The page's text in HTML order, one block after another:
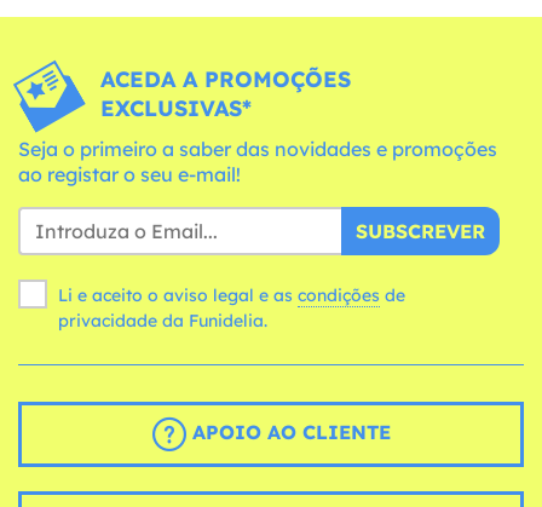
ACEDA A PROMOÇÕES
EXCLUSIVAS*
Seja o primeiro a saber das novidades e promoções
ao registar o seu e-mail!
SUBSCREVER
Li e aceito o aviso legal e as condições
privacidade da Funidelia.
APOIO AO CLIENTE